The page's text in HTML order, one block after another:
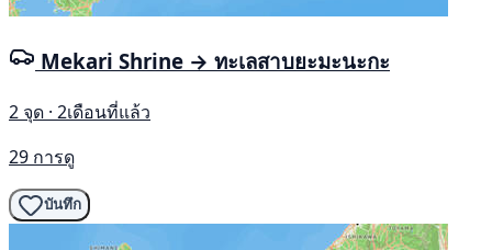
Mekari Shrine → ทะเลสาบยะมะนะกะ
2 จุด · 2เดือนที่แล้ว
29 การดู
บันทึก